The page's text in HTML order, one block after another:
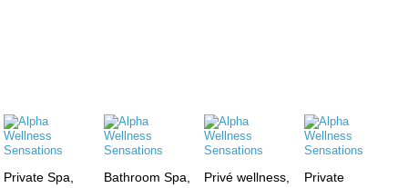
Private Spa,
Bathroom Spa,
Privé wellness,
Private